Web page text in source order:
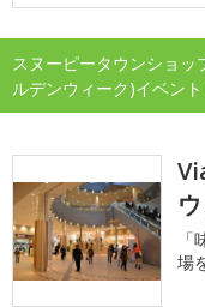
スヌーピータウンショッ
ルデンウィーク)イベン
場